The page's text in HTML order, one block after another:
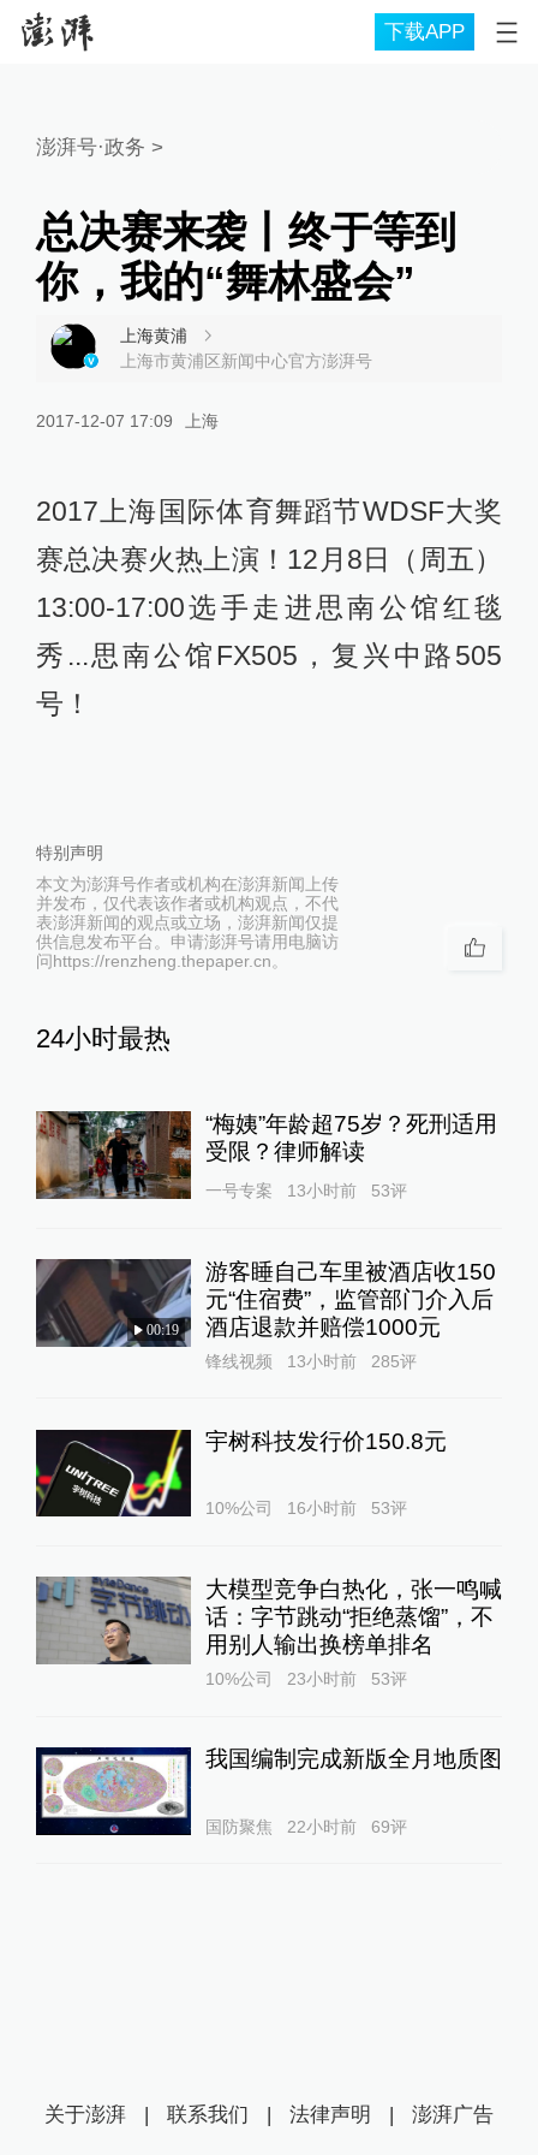
下载APP
澎湃号·政务 >
总决赛来袭丨终于等到
你，我的“舞林盛会”
上海黄浦
上海市黄浦区新闻中心官方澎湃号
2017-12-07 17:09 上海
2017上海国际体育舞蹈节WDSF大奖
赛总决赛火热上演！12月8日（周五）
13:00-17:00选手走进思南公馆红毯
秀...思南公馆FX505，复兴中路505
号！
特别声明
本文为澎湃号作者或机构在澎湃新闻上传
并发布，仅代表该作者或机构观点，不代
表澎湃新闻的观点或立场，澎湃新闻仅提
供信息发布平台。申请澎湃号请用电脑访
问https://renzheng.thepaper.cn。
24小时最热
“梅姨”年龄超75岁？死刑适用
受限？律师解读
一号专案 13小时前 53评
00:19
游客睡自己车里被酒店收150
元“住宿费”，监管部门介入后
酒店退款并赔偿1000元
锋线视频 13小时前 285评
宇树科技发行价150.8元
10%公司 16小时前 53评
大模型竞争白热化，张一鸣喊
话：字节跳动“拒绝蒸馏”，不
用别人输出换榜单排名
10%公司 23小时前 53评
我国编制完成新版全月地质图
国防聚焦 22小时前 69评
关于澎湃 | 联系我们 | 法律声明 | 澎湃广告